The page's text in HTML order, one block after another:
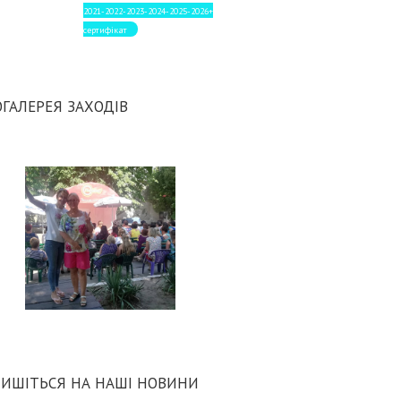
2021-2022-2023-2024-2025-2026+
сертифікат
ЗАХОДІВ
НА НАШІ НОВИНИ